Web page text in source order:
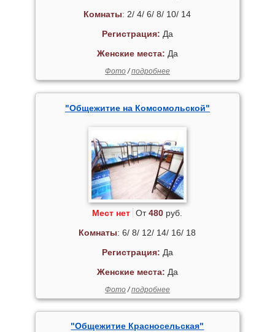
Комнаты: 2/ 4/ 6/ 8/ 10/ 14
Регистрация: Да
Женские места: Да
Фото/подробнее
"Общежитие на Комсомольской"
Мест нет От480 руб.
Комнаты: 6/ 8/ 12/ 14/ 16/ 18
Регистрация: Да
Женские места: Да
Фото/подробнее
"Общежитие Красносельская"